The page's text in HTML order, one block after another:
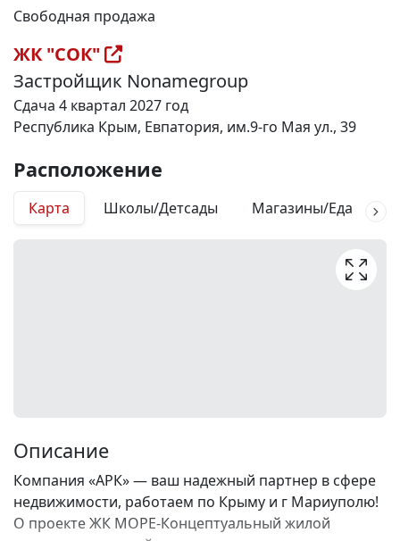
Свободная продажа
ЖК "СОК"
Застройщик Nonamegroup
Сдача 4 квартал 2027 год
Республика Крым, Евпатория, им.9-го Мая ул., 39
Расположение
Карта Школы/Детсады Магазины/Еда
Описание
Компания «АРК» — ваш надежный партнер в сфере
недвижимости, работаем по Крыму и г Мариуполю!
О проекте ЖК МОРЕ-Концептуальный жилой